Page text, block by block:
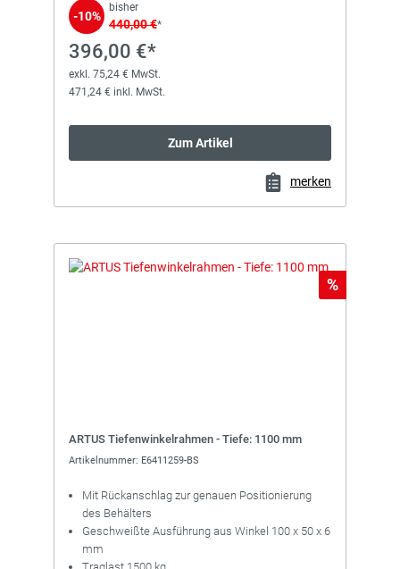
-10%
bisher
440,00 €*
396,00 €*
exkl. 75,24 € MwSt.
471,24 € inkl. MwSt.
Zum Artikel
merken
Rabatt
%
ARTUS Tiefenwinkelrahmen - Tiefe: 1100 mm
Artikelnummer: E6411259-BS
Mit Rückanschlag zur genauen Positionierung
des Behälters
Geschweißte Ausführung aus Winkel 100 x 50 x 6
mm